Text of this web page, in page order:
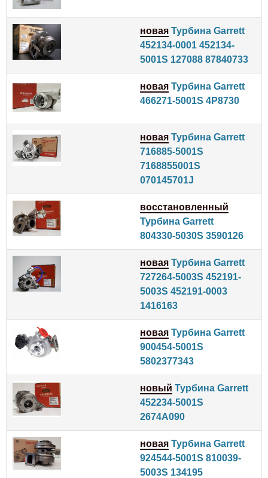
новая Турбина Garrett
452134-0001 452134-
5001S 127088 87840733
новая Турбина Garrett
466271-5001S 4P8730
новая Турбина Garrett
716885-5001S
7168855001S
070145701J
восстановленный
Турбина Garrett
804330-5030S 3590126
новая Турбина Garrett
727264-5003S 452191-
5003S 452191-0003
1416163
новая Турбина Garrett
900454-5001S
5802377343
новый Турбина Garrett
452234-5001S
2674A090
новая Турбина Garrett
924544-5001S 810039-
5003S 134195